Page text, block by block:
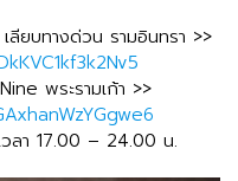
ลียบทางด่วน รามอินทรา >>
พระรามเก้า >>
ลา 17.00 – 24.00 น.